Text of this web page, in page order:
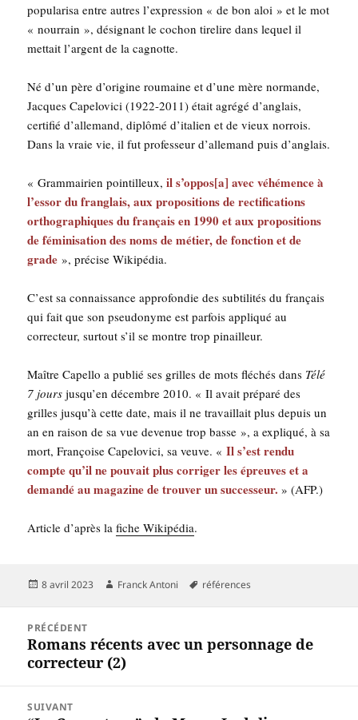
popu­la­ri­sa entre autres l’ex­pres­sion « de bon aloi » et le mot
« nour­rain », dési­gnant le cochon tire­lire dans lequel il
met­tait l’argent de la cagnotte.
Né d’un père d’origine rou­maine et d’une mère nor­mande,
Jacques Cape­lo­vi­ci (1922-2011) était agré­gé d’anglais,
cer­ti­fié d’allemand, diplô­mé d’italien et de vieux nor­rois.
Dans la vraie vie, il fut pro­fes­seur d’allemand puis d’anglais.
« Gram­mai­rien poin­tilleux,il s’oppos[a] avec véhé­mence à
l’essor du fran­glais, aux pro­po­si­tions de rec­ti­fi­ca­tions
ortho­gra­phiques du fran­çais en 1990 et aux pro­po­si­tions
de fémi­ni­sa­tion des noms de métier, de fonc­tion et de
grade », pré­cise Wikipédia.
C’est sa connais­sance appro­fon­die des sub­ti­li­tés du fran­çais
qui fait que son pseu­do­nyme est par­fois appli­qué au
cor­rec­teur, sur­tout s’il se montre trop pinailleur.
Maître Capel­lo a publié ses grilles de mots flé­chés dans Télé
7 jours jus­qu’en décembre 2010. « Il avait pré­pa­ré des
grilles jus­qu’à cette date, mais il ne tra­vaillait plus depuis un
an en rai­son de sa vue deve­nue trop basse », a expli­qué, à sa
mort, Fran­çoise Cape­lo­vi­ci, sa veuve. «Il s’est ren­du
compte qu’il ne pou­vait plus cor­ri­ger les épreuves et a
deman­dé au maga­zine de trou­ver un suc­ces­seur. » (AFP.)
Article d’a­près lafiche Wiki­pé­dia.
Publié
8 avril 2023 Auteur
Franck Antoni
Mots-
références
l’article
PRÉCÉDENT
Article
précédent :
Romans récents avec un personnage de
correcteur (2)
SUIVANT